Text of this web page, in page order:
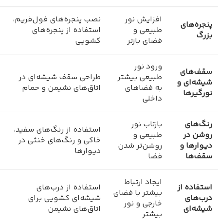
پنجره‌های
بزرگ
افزایش نور
طبیعی و
فضای بازتر
نصب پنجره‌های فول‌فریم،
استفاده از پنجره‌های
کشویی
سقف‌های
شیشه‌ای و
نورگیرها
ورود نور
طبیعی بیشتر
به فضاهای
داخلی
طراحی سقف شیشه‌ای در
اتاق‌های نشیمن و حمام
رنگ‌های
روشن در
دیوارها و
سقف‌ها
بازتاب نور
طبیعی و
روشن‌تر شدن
فضا
استفاده از رنگ‌های سفید،
خاکی و رنگ‌های خنثی در
دیوارها
استفاده از
درب‌های
شیشه‌ای
ایجاد ارتباط
بیشتر با فضای
خارجی و نور
بیشتر
استفاده از درب‌های
شیشه‌ای کشویی برای
اتاق‌های نشیمن